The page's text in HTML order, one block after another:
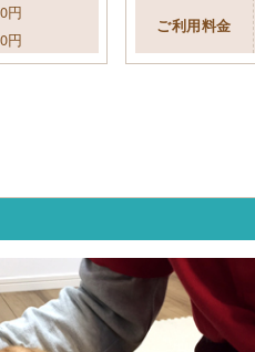
円
円
ご利用料金